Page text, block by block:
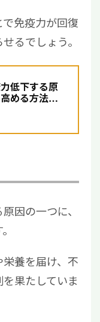
免疫力が回復
るでしょう。
低下する原
める方法と
因の一つに、
養を届け、不
果たしていま